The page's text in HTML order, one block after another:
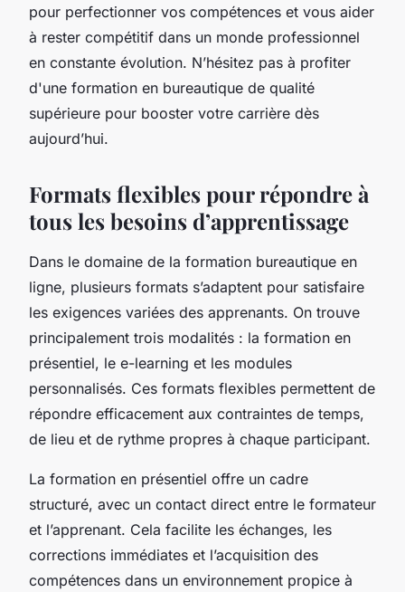
pour perfectionner vos compétences et vous aider
à rester compétitif dans un monde professionnel
en constante évolution. N’hésitez pas à profiter
d'une formation en bureautique de qualité
supérieure pour booster votre carrière dès
aujourd’hui.
Formats flexibles pour répondre à
tous les besoins d’apprentissage
Dans le domaine de la formation bureautique en
ligne, plusieurs formats s’adaptent pour satisfaire
les exigences variées des apprenants. On trouve
principalement trois modalités : la formation en
présentiel, le e-learning et les modules
personnalisés. Ces formats flexibles permettent de
répondre efficacement aux contraintes de temps,
de lieu et de rythme propres à chaque participant.
La formation en présentiel offre un cadre
structuré, avec un contact direct entre le formateur
et l’apprenant. Cela facilite les échanges, les
corrections immédiates et l’acquisition des
compétences dans un environnement propice à